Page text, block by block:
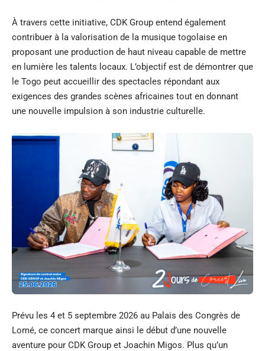
À travers cette initiative, CDK Group entend également
contribuer à la valorisation de la musique togolaise en
proposant une production de haut niveau capable de mettre
en lumière les talents locaux. L’objectif est de démontrer que
le Togo peut accueillir des spectacles répondant aux
exigences des grandes scènes africaines tout en donnant
une nouvelle impulsion à son industrie culturelle.
Prévu les 4 et 5 septembre 2026 au Palais des Congrès de
Lomé, ce concert marque ainsi le début d’une nouvelle
aventure pour CDK Group et Joachin Migos. Plus qu’un